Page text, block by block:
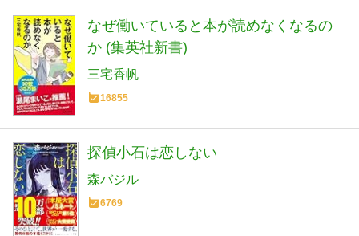
なぜ働いていると本が読めなくなるの
か (集英社新書)
三宅香帆
16855
探偵小石は恋しない
森バジル
6769